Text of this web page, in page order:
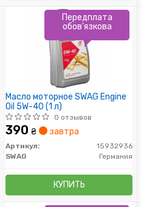
Масло моторное SWAG Engine
Oil 5W-40 (1 л)
0 отзывов
390 ₴ завтра
Артикул:
15932936
SWAG
Германия
КУПИТЬ
Передплата
обов'язкова